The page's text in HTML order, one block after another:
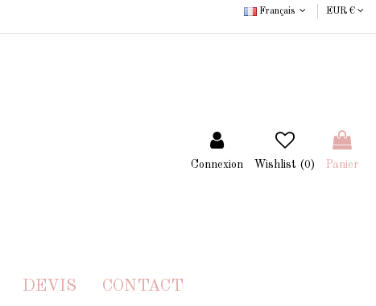
Français EUR €
Connexion Wishlist (0) Panier
DEVIS CONTACT